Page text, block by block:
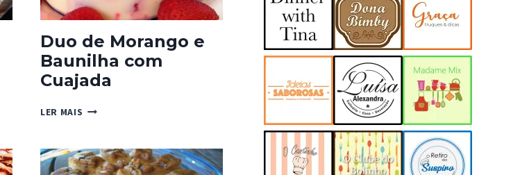
Duo de Morango e
Baunilha com
Cuajada
LER MAIS DUO
E
BAUNILHA